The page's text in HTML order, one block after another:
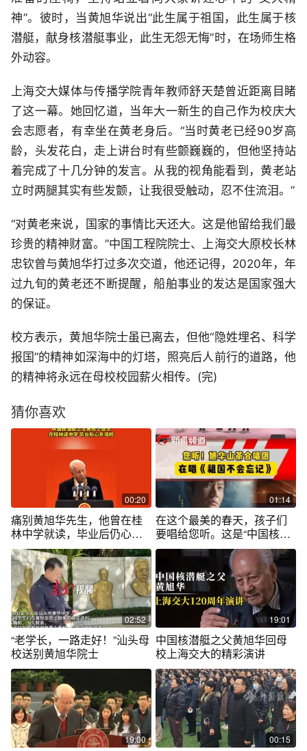
神”。彼时，当黄旭华说出“此生属于祖国，此生属于核
潜艇，献身核潜艇事业，此生无怨无悔”时，在场师生格
外动容。
上海交大媒体与传播学院青年教师舒天楚曾近距离目睹
了这一幕。她回忆道，当年大一新生的自己作为校庆大
会志愿者，有幸坐在黄老身后。“当时黄老已经90岁高
龄，头发花白，走上讲台时有些颤巍巍的，但他坚持站
着完成了十几分钟的发言。从我的视角能看到，黄老站
立时两腿其实有些发颤，让我很受触动，忍不住流泪。”
“对黄老来说，国家的事情比天还大。这是他留给我们最
珍贵的精神财富。”中国工程院院士、上海交大原校长林
忠钦曾与黄旭华打过多次交道，他还记得，2020年，年
过九旬的黄老还不断提醒，船舶事业的发达是国家强大
的保证。
校方表示，黄旭华院士虽已离去，但他“隐姓埋名、科学
报国”的精神如深海中的灯塔，照亮后人前行的道路，他
的精神将永远在母校校园薪火相传。(完)
猜你喜欢
00:20
痛别黄旭华先生，他曾在桂
林中学就读，毕业后仍心系
母校！#桂林#黄旭华 #广西
dou知道
01:14
在这个最美的春天，孩子们
要唱给您听。这是“中国核潜
艇之父” 黄旭华与他的母校桂
林中学的孩子们双向奔赴的
故事。#2025中国网络媒体论
坛 #心之所向美在广西 #那些
年消失的父亲用一生诠释家
国大爱 #黄晓明 #功勋
02:52
“老学长，一路走好！”汕头母
校送别黄旭华院士
19:01
中国核潜艇之父黄旭华回母
校上海交大的精彩演讲
19:00 00:15